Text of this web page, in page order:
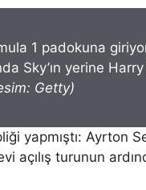
Sky’ın yerine
Getty)
yapmıştı: Ayrton
açılış turunun